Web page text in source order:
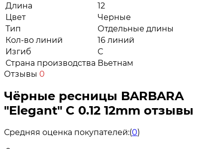
Длина
12
Цвет
Черные
Тип
Отдельные длины
Кол-во линий
16 линий
Изгиб
C
Страна производства Вьетнам
Отзывы 0
Чёрные ресницы BARBARA
"Elegant" C 0.12 12mm отзывы
Средняя оценка покупателей:(0)